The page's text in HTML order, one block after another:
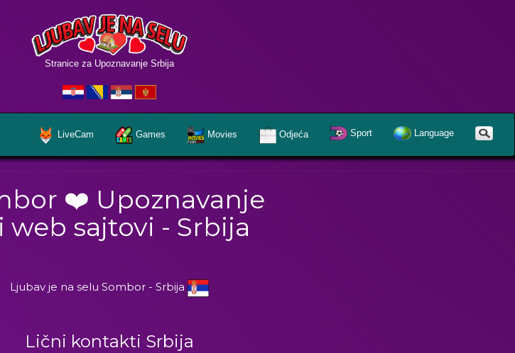
Stranice za Upoznavanje Srbija
LiveCam Games Movies Odjeća Sport Language
❤️ Upoznavanje
web sajtovi - Srbija
Ljubav je na selu Sombor - Srbija
Lični kontakti Srbija